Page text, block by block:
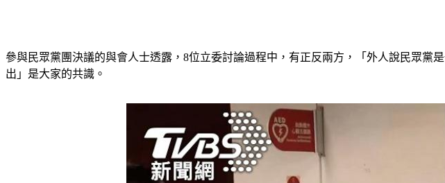
參與民眾黨團決議的與會人士透露，8位立委討論過程中，有正反兩方，「外人說民眾黨
出」是大家的共識。